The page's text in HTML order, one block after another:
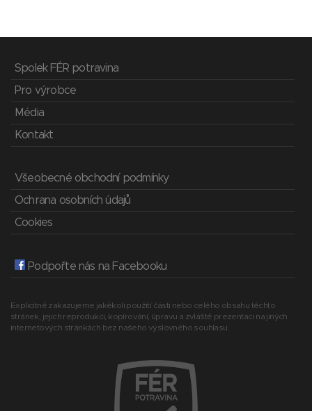
Spolek FÉR potravina
Pro výrobce
Média
Kontakt
Všeobecné obchodní podmínky
Ochrana osobních údajů
Cookies
Podpořte nás na Facebooku
Explicitně zakazujeme jakékoli použití části nebo celého obsahu těchto
stránek, jejich reprodukci, kopírování, úpravu a zvláště prezentaci na jiných
internetových stránkách bez našeho výslovného souhlasu.